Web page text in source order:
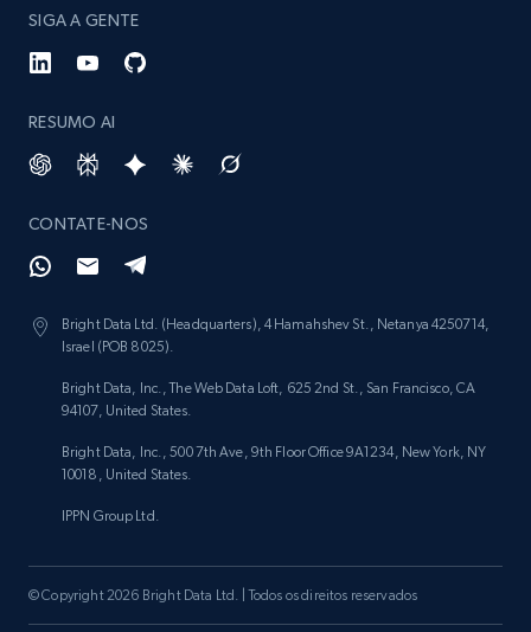
SIGA A GENTE
RESUMO AI
CONTATE-NOS
Bright Data Ltd. (Headquarters), 4 Hamahshev St., Netanya 4250714,
Israel (POB 8025).
Bright Data, Inc., The Web Data Loft, 625 2nd St., San Francisco, CA
94107, United States.
Bright Data, Inc., 500 7th Ave, 9th Floor Office 9A1234, New York, NY
10018, United States.
IPPN Group Ltd.
© Copyright 2026 Bright Data Ltd. | Todos os direitos reservados